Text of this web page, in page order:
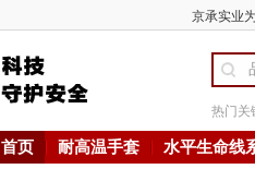
京承实业
热门关
首页 耐高温手套 水平生命线